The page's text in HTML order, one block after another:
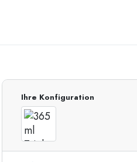
Ihre Konfiguration